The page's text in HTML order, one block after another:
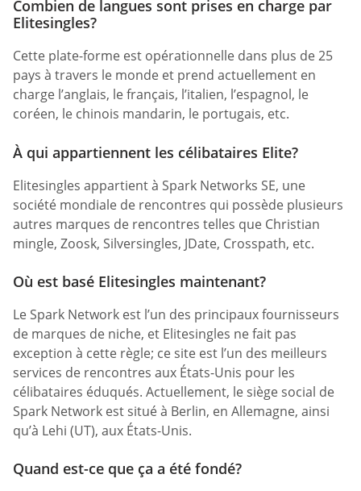
Combien de langues sont prises en charge par
Elitesingles?
Cette plate-forme est opérationnelle dans plus de 25
pays à travers le monde et prend actuellement en
charge l’anglais, le français, l’italien, l’espagnol, le
coréen, le chinois mandarin, le portugais, etc.
À qui appartiennent les célibataires Elite?
Elitesingles appartient à Spark Networks SE, une
société mondiale de rencontres qui possède plusieurs
autres marques de rencontres telles que Christian
mingle, Zoosk, Silversingles, JDate, Crosspath, etc.
Où est basé Elitesingles maintenant?
Le Spark Network est l’un des principaux fournisseurs
de marques de niche, et Elitesingles ne fait pas
exception à cette règle; ce site est l’un des meilleurs
services de rencontres aux États-Unis pour les
célibataires éduqués. Actuellement, le siège social de
Spark Network est situé à Berlin, en Allemagne, ainsi
qu’à Lehi (UT), aux États-Unis.
Quand est-ce que ça a été fondé?